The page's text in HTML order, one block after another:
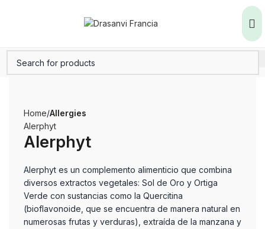
Home Allergies
Alerphyt
Alerphyt
Alerphyt es un complemento alimenticio que combina
diversos extractos vegetales: Sol de Oro y Ortiga
Verde con sustancias como la Quercitina
(bioflavonoide, que se encuentra de manera natural en
numerosas frutas y verduras), extraída de la manzana y